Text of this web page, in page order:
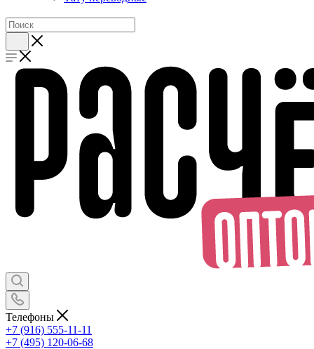
Телефоны
+7 (916) 555-11-11
+7 (495) 120-06-68